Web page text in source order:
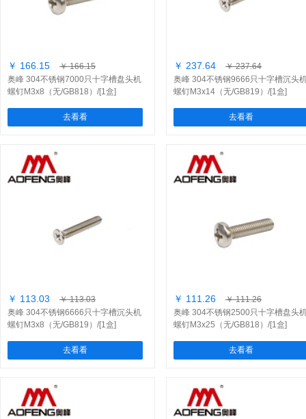
￥ 166.15
￥ 166.15
奥峰 304不锈钢7000只十字槽盘头机
螺钉M3x8（无/GB818）/[1盒]
去看看
￥ 237.64
￥ 237.64
奥峰 304不锈钢9666只十字槽沉头
螺钉M3x14（无/GB819）/[1盒]
去看看
￥ 113.03
￥ 113.03
奥峰 304不锈钢6666只十字槽沉头机
螺钉M3x8（无/GB819）/[1盒]
去看看
￥ 111.26
￥ 111.26
奥峰 304不锈钢2500只十字槽盘头
螺钉M3x25（无/GB818）/[1盒]
去看看